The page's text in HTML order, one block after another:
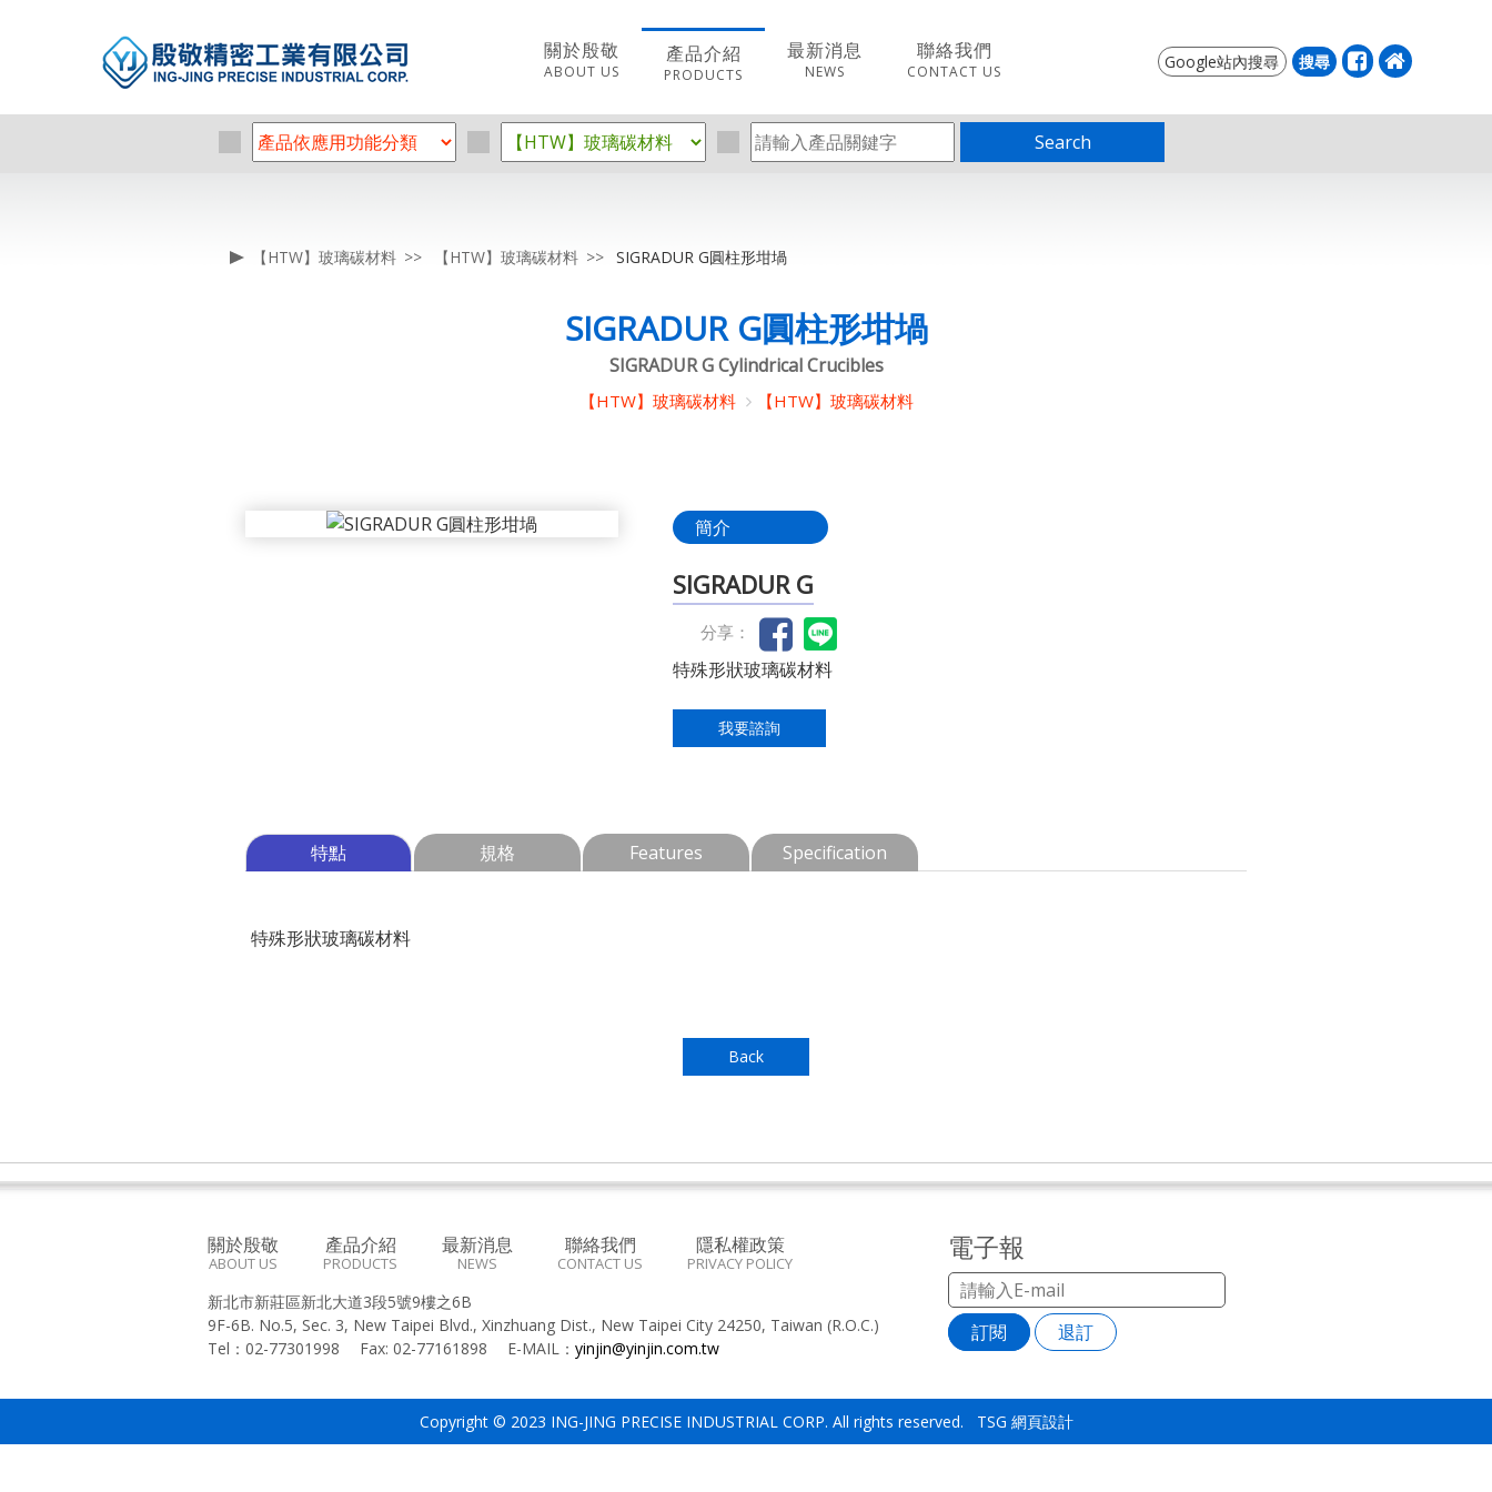
關於殷敬
ABOUT US
產品介紹
PRODUCTS
最新消息
NEWS
聯絡我們
CONTACT US
Search
【HTW】玻璃碳材料 【HTW】玻璃碳材料 SIGRADUR G圓柱形坩堝
SIGRADUR G圓柱形坩堝
SIGRADUR G Cylindrical Crucibles
【HTW】玻璃碳材料 【HTW】玻璃碳材料
簡介
SIGRADUR G
分享：
特殊形狀玻璃碳材料
我要諮詢
特點 規格 Features Specification
特殊形狀玻璃碳材料
Back
關於殷敬
ABOUT US
產品介紹
PRODUCTS
最新消息
NEWS
聯絡我們
CONTACT US
隱私權政策
PRIVACY POLICY
新北市新莊區新北大道3段5號9樓之6B
9F-6B. No.5, Sec. 3, New Taipei Blvd., Xinzhuang Dist., New Taipei City 24250, Taiwan (R.O.C.)
Tel： 02-77301998 Fax: 02-77161898 E-MAIL： yinjin@yinjin.com.tw
電子報
訂閱 退訂
Copyright © 2023 ING-JING PRECISE INDUSTRIAL CORP. All rights reserved. TSG 網頁設計